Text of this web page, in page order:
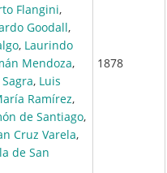
Flangini,
Goodall,
, Laurindo
Mendoza,
, Luis
Ramírez,
de Santiago,
Cruz Varela,
de San
1878